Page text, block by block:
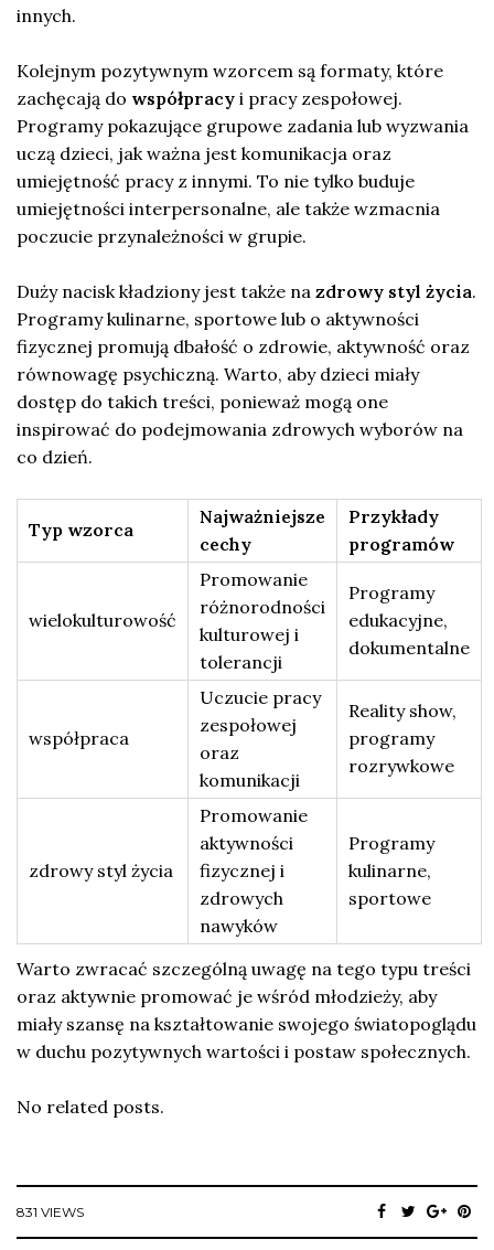
innych.
Kolejnym pozytywnym wzorcem są formaty, które
zachęcają do współpracy i pracy zespołowej.
Programy pokazujące grupowe zadania lub wyzwania
uczą dzieci, jak ważna jest komunikacja oraz
umiejętność pracy z innymi. To nie tylko buduje
umiejętności interpersonalne, ale także wzmacnia
poczucie przynależności w grupie.
Duży nacisk kładziony jest także na zdrowy styl życia.
Programy kulinarne, sportowe lub o aktywności
fizycznej promują dbałość o zdrowie, aktywność oraz
równowagę psychiczną. Warto, aby dzieci miały
dostęp do takich treści, ponieważ mogą one
inspirować do podejmowania zdrowych wyborów na
co dzień.
Typ wzorca
Najważniejsze
cechy
Przykłady
programów
wielokulturowość
Promowanie
różnorodności
kulturowej i
tolerancji
Programy
edukacyjne,
dokumentalne
współpraca
Uczucie pracy
zespołowej
oraz
komunikacji
Reality show,
programy
rozrywkowe
zdrowy styl życia
Promowanie
aktywności
fizycznej i
zdrowych
nawyków
Programy
kulinarne,
sportowe
Warto zwracać szczególną uwagę na tego typu treści
oraz aktywnie promować je wśród młodzieży, aby
miały szansę na kształtowanie swojego światopoglądu
w duchu pozytywnych wartości i postaw społecznych.
No related posts.
831 VIEWS